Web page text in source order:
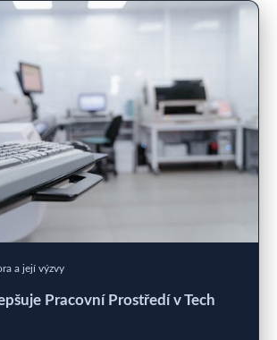
a její výzvy
Pracovní Prostředí v Tech